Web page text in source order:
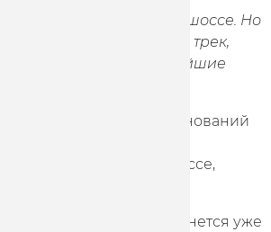
чемпионат России по шоссе. Но
остается трек,
фокус именно на ближайшие
трекового блока соревнований
по велоспорту на шоссе,
на треке команда вернется уже